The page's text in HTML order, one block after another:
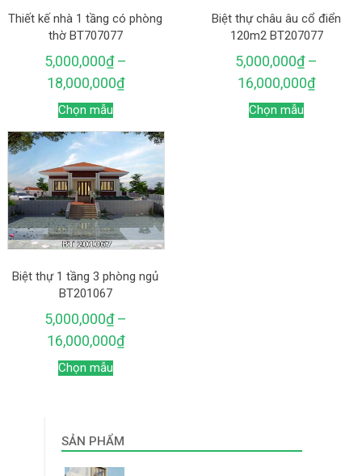
Thiết kế nhà 1 tầng có phòng
thờ BT707077
5,000,000₫ –
18,000,000₫
Chọn mẫu
Biệt thự châu âu cổ điển
120m2 BT207077
5,000,000₫ –
16,000,000₫
Chọn mẫu
Biệt thự 1 tầng 3 phòng ngủ
BT201067
5,000,000₫ –
16,000,000₫
Chọn mẫu
SẢN PHẨM